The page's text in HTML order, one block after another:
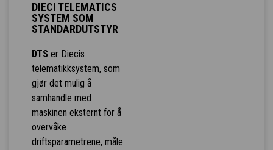
DIECI TELEMATICS
SYSTEM SOM
STANDARDUTSTYR
DTS er Diecis
telematikksystem, som
gjør det mulig å
samhandle med
maskinen eksternt for å
overvåke
driftsparametrene, måle